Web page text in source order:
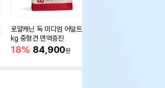
로얄캐닌 독 미디엄 어덜트 10
kg 중형견 면역증진
18% 84,900원